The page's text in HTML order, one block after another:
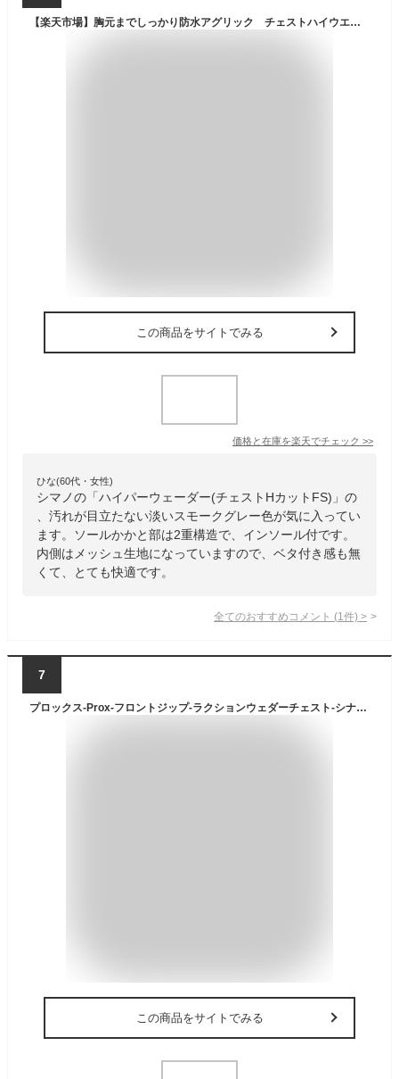
【楽天市場】胸元までしっかり防水アグリック チェストハイウエーダー V-70許容潜水値 胸下肩、腰 調節ベルト付き・ゆったりサイズ河川、水路での作業・水産業・フィッシングに 重量 約 2500g (平均値)靴部 ポリ塩化ビニル・胴部 合成繊維：くつ下・肌着・タオルの肌着館
この商品をサイトでみる
価格と在庫を楽天でチェック >>
ひな(60代・女性)
シマノの「ハイパーウェーダー(チェストHカットFS)」の
、汚れが目立たない淡いスモークグレー色が気に入ってい
ます。ソールかかと部は2重構造で、インソール付です。
内側はメッシュ生地になっていますので、ベタ付き感も無
くて、とても快適です。
全てのおすすめコメント (1 件) >
7
プロックス-Prox-フロントジップ-ラクションウェダーチェスト-シナモンベージュ
この商品をサイトでみる